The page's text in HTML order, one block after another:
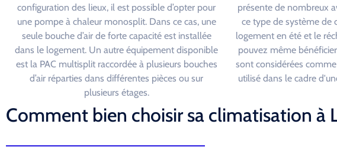
configuration des lieux, il est possible d’opter pour
une pompe à chaleur monosplit. Dans ce cas, une
seule bouche d’air de forte capacité est installée
dans le logement. Un autre équipement disponible
est la PAC multisplit raccordée à plusieurs bouches
d’air réparties dans différentes pièces ou sur
plusieurs étages.
présente de nombreux
ce type de système de
logement en été et le
pouvez même
sont considérées
utilisé dans le cadre
Comment bien choisir sa climatisation à